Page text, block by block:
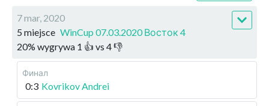
7 mar, 2020
5 miejsce WinCup 07.03.2020 Восток 4
20% wygrywa 1 👍 vs 4👎
Финал
0:3 Kovrikov Andrei